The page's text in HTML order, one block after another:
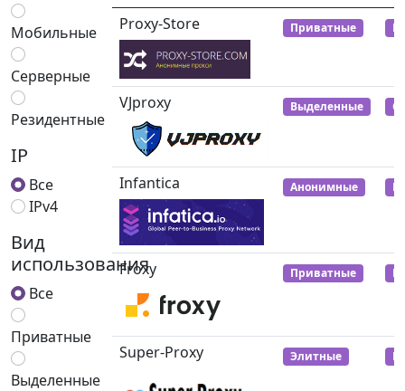
Мобильные
Серверные
Резидентные
IP
Все
IPv4
Вид
использования
Все
Приватные
Выделенные
Proxy-Store
Приватные
VJproxy Выделенные
Infantica Анонимные
Froxy Приватные
Super-Proxy Элитные